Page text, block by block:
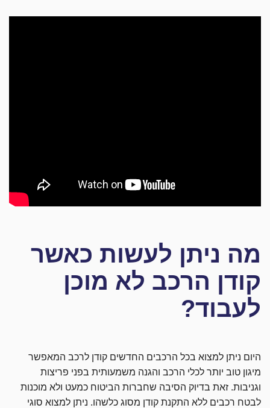
מה ניתן לעשות כאשר
קודן הרכב לא מוכן
לעבוד?
היום ניתן למצוא בכל הרכבים החדשים קודן לרכב המאפשר
מיגון טוב יותר לכלי הרכב והגנה משמעותית בפני פריצות
וגניבות. זאת בדיוק הסיבה שחברות הביטוח כמעט ולא מוכנות
לבטח רכבים ללא התקנת קודן מסוג כלשהו. ניתן למצוא סוגי